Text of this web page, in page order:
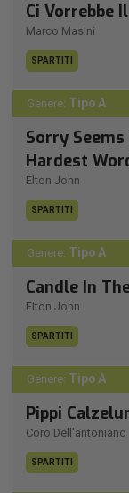
Ci Vorrebbe
Marco Masini
SPARTITI
Genere: Tipo A
Sorry Seems
Hardest
Elton John
SPARTITI
Genere: Tipo A
Candle In
Elton John
SPARTITI
Genere: Tipo A
Pippi
Coro Dell'antoniano
SPARTITI